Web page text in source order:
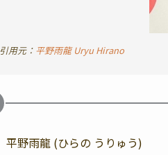
引用元： 平野雨龍 Uryu Hirano
平野雨龍 (ひらの うりゅう)